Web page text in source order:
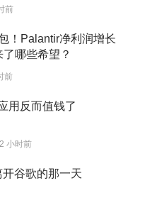
前
！Palantir净利润增长
哪些希望？
前
用反而值钱了
小时前
谷歌的那一天